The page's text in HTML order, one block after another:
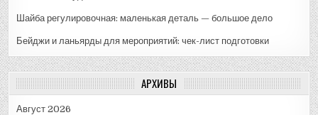
Шайба регулировочная: маленькая деталь — большое дело
Бейджи и ланьярды для мероприятий: чек-лист подготовки
АРХИВЫ
Август 2026